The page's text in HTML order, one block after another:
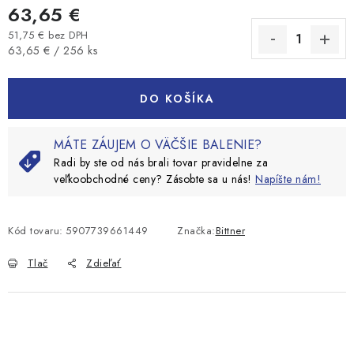
63,65 €
51,75 € bez DPH
Jednotková cena:
63,65 € / 256 ks
DO KOŠÍKA
MÁTE ZÁUJEM O VÄČŠIE BALENIE?
Radi by ste od nás brali tovar pravidelne za
veľkoobchodné ceny? Zásobte sa u nás! Napíšte nám!
Kód tovaru: 5907739661449 Značka:Bittner
Tlač Zdieľať